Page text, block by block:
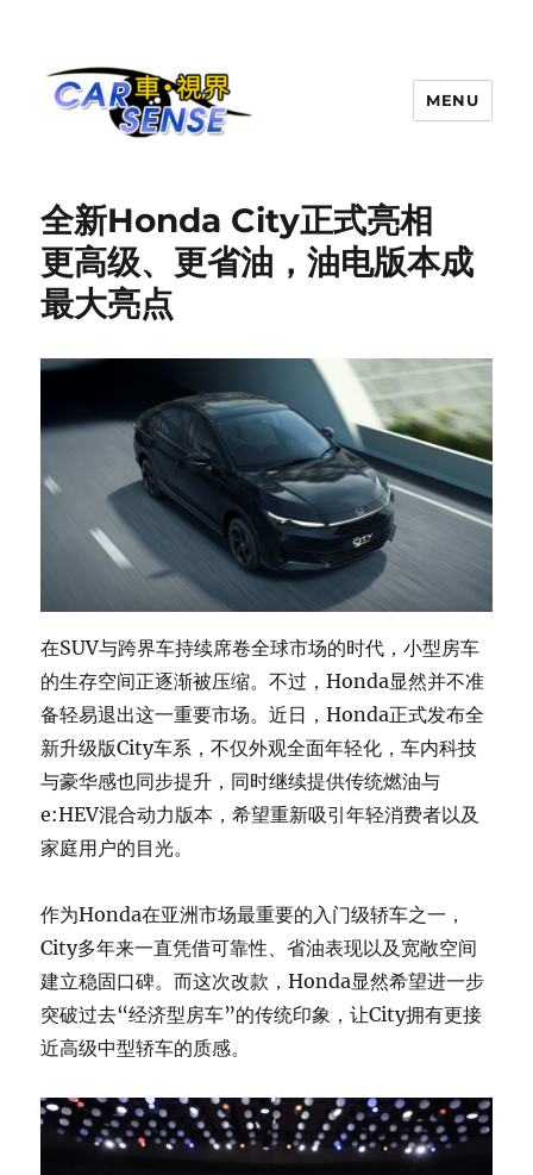
MENU
全新Honda City正式亮相
更高级、更省油，油电版本成
最大亮点
在SUV与跨界车持续席卷全球市场的时代，小型房车
的生存空间正逐渐被压缩。不过，Honda显然并不准
备轻易退出这一重要市场。近日，Honda正式发布全
新升级版City车系，不仅外观全面年轻化，车内科技
与豪华感也同步提升，同时继续提供传统燃油与
e:HEV混合动力版本，希望重新吸引年轻消费者以及
家庭用户的目光。
作为Honda在亚洲市场最重要的入门级轿车之一，
City多年来一直凭借可靠性、省油表现以及宽敞空间
建立稳固口碑。而这次改款，Honda显然希望进一步
突破过去“经济型房车”的传统印象，让City拥有更接
近高级中型轿车的质感。